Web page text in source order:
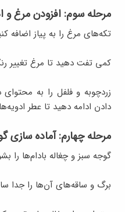
مرحله سوم: افزودن مرغ و
تکه‌های مرغ را به پیاز اضافه
کمی تفت دهید تا مرغ تغییر
زردچوبه و فلفل را به
دادن ادامه دهید تا عطر
مرحله چهارم: آماده سازی
گوجه سبز و چغاله بادام‌ها را
برگ و ساقه‌های آن‌ها را جدا